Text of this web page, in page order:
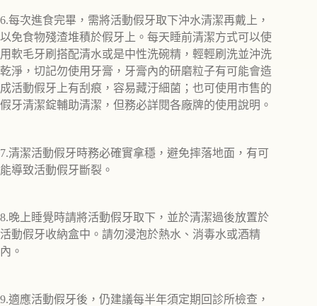
6.每次進食完畢，需將活動假牙取下沖水清潔再戴上，
以免食物殘渣堆積於假牙上。每天睡前清潔方式可以使
用軟毛牙刷搭配清水或是中性洗碗精，輕輕刷洗並沖洗
乾淨，切記勿使用牙膏，牙膏內的研磨粒子有可能會造
成活動假牙上有刮痕，容易藏汙細菌；也可使用市售的
假牙清潔錠輔助清潔，但務必詳閱各廠牌的使用說明。
7.清潔活動假牙時務必確實拿穩，避免摔落地面，有可
能導致活動假牙斷裂。
8.晚上睡覺時請將活動假牙取下，並於清潔過後放置於
活動假牙收納盒中。請勿浸泡於熱水、消毒水或酒精
內。
9.適應活動假牙後，仍建議每半年須定期回診所檢查，